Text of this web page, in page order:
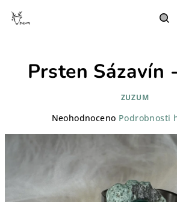
Prsten Sázavín
ZUZUM
Průměrné
produktu
je
0,0
Neohodnoceno Podrobnosti